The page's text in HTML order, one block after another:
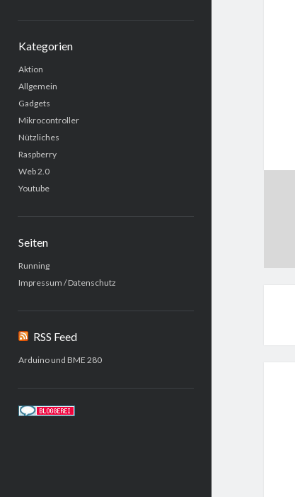
Kategorien
Aktion
Allgemein
Gadgets
Mikrocontroller
Nützliches
Raspberry
Web 2.0
Youtube
Seiten
Running
Impressum / Datenschutz
RSS Feed
Arduino und BME 280